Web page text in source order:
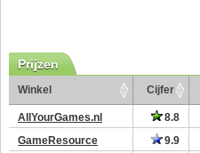
Prijzen
Winkel Cijfer
AllYourGames.nl 8.8
GameResource
9.9